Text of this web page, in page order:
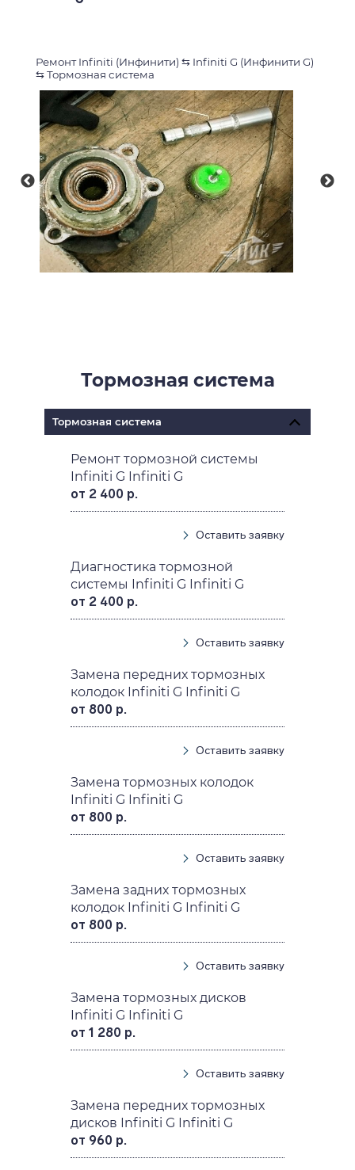
Ремонт Infiniti (Инфинити) ⇆ Infiniti G (Инфинити G)
⇆Тормозная система
Тормозная система
Тормозная система
Ремонт тормозной системы
Infiniti G Infiniti G
от 2 400 р.
Оставить заявку
Диагностика тормозной
системы Infiniti G Infiniti G
от 2 400 р.
Оставить заявку
Замена передних тормозных
колодок Infiniti G Infiniti G
от 800 р.
Оставить заявку
Замена тормозных колодок
Infiniti G Infiniti G
от 800 р.
Оставить заявку
Замена задних тормозных
колодок Infiniti G Infiniti G
от 800 р.
Оставить заявку
Замена тормозных дисков
Infiniti G Infiniti G
от 1 280 р.
Оставить заявку
Замена передних тормозных
дисков Infiniti G Infiniti G
от 960 р.